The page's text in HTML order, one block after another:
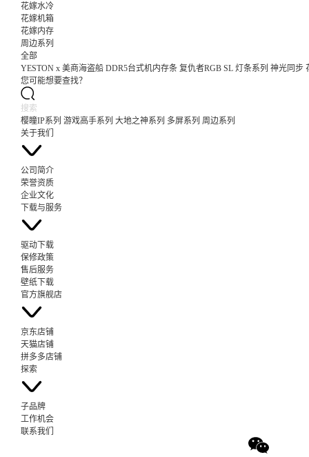
花嫁水冷
花嫁机箱
花嫁内存
周边系列
全部
YESTON x 美商海盗船 DDR5台式机内存条 复仇者RGB SL 灯条系列 神光同步
您可能想要查找？
樱瞳IP系列 游戏高手系列 大地之神系列 多屏系列 周边系列
关于我们
公司简介
荣誉资质
企业文化
下载与服务
驱动下载
保修政策
售后服务
壁纸下载
官方旗舰店
京东店铺
天猫店铺
拼多多店铺
探索
子品牌
工作机会
联系我们